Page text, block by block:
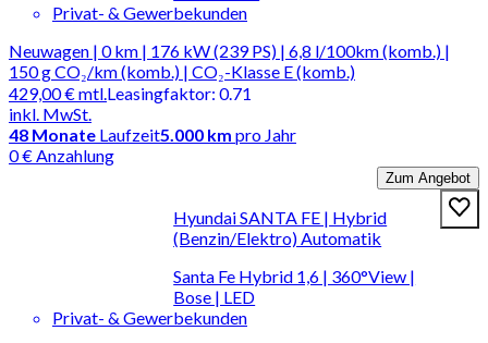
Privat- & Gewerbekunden
Neuwagen | 0 km | 176 kW (239 PS) | 6,8 l/100km (komb.) |
150 g CO₂/km (komb.) | CO₂-Klasse E (komb.)
429,00 €mtl.
inkl. MwSt.
Leasingfaktor: 0.71
48 Monate Laufzeit5.000 km pro Jahr
0 € Anzahlung
Zum Angebot
Hyundai SANTA FE | Hybrid
(Benzin/Elektro) Automatik
Santa Fe Hybrid 1,6 | 360°View |
Bose | LED
Privat- & Gewerbekunden